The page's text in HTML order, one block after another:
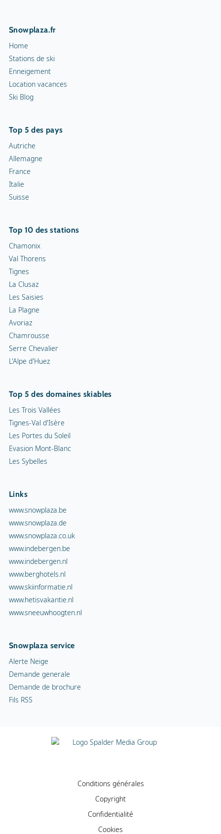
Snowplaza.fr
Home
Stations de ski
Enneigement
Location vacances
Ski Blog
Top 5 des pays
Autriche
Allemagne
France
Italie
Suisse
Top 10 des stations
Chamonix
Val Thorens
Tignes
La Clusaz
Les Saisies
La Plagne
Avoriaz
Chamrousse
Serre Chevalier
L'Alpe d'Huez
Top 5 des domaines skiables
Les Trois Vallées
Tignes-Val d'Isère
Les Portes du Soleil
Evasion Mont-Blanc
Les Sybelles
Links
www.snowplaza.be
www.snowplaza.de
www.snowplaza.co.uk
www.indebergen.be
www.indebergen.nl
www.berghotels.nl
www.skiinformatie.nl
www.hetisvakantie.nl
www.sneeuwhoogten.nl
Snowplaza service
Alerte Neige
Demande generale
Demande de brochure
Fils RSS
Conditions générales
Copyright
Confidentialité
Cookies